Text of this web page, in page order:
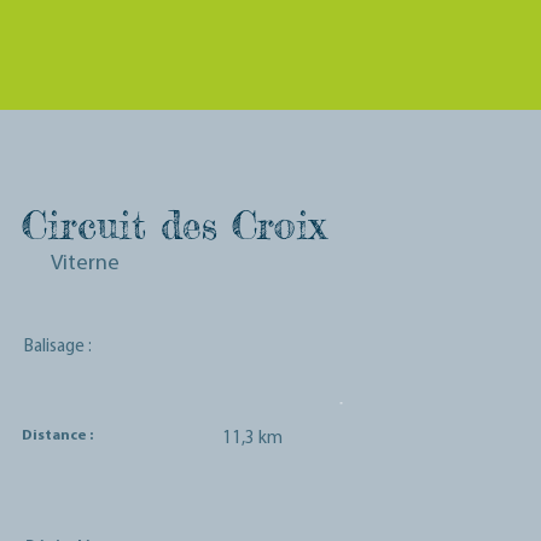
Circuit des Croix
Viterne
Distance : 11,3 km
Balisage :